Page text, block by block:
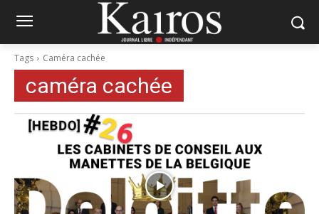
Tags Caméra cachée
caméra cachée